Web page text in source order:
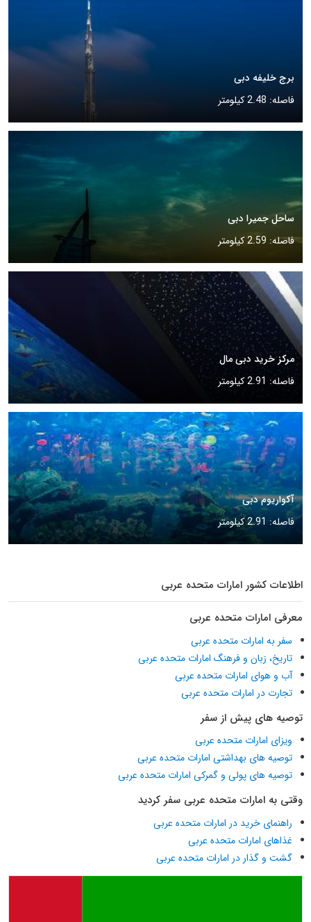
برج خلیفه دبی
فاصله: 2.48 کیلومتر
ساحل جمیرا دبی
فاصله: 2.59 کیلومتر
مرکز خرید دبی مال
فاصله: 2.91 کیلومتر
آکواریوم دبی
فاصله: 2.91 کیلومتر
اطلاعات کشور امارات متحده عربی
معرفی امارات متحده عربی
سفر به امارات متحده عربی
تاریخ، زبان و فرهنگ امارات متحده عربی
آب و هوای امارات متحده عربی
تجارت در امارات متحده عربی
توصیه های پیش از سفر
ویزای امارات متحده عربی
توصیه های بهداشتی امارات متحده عربی
توصیه های پولی و گمرکی امارات متحده عربی
وقتی به امارات متحده عربی سفر کردید
راهنمای خرید در امارات متحده عربی
غذاهای امارات متحده عربی
گشت و گذار در امارات متحده عربی